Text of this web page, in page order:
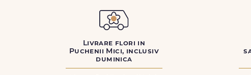
Livrare flori in
Puchenii Mici, inclusiv
duminica